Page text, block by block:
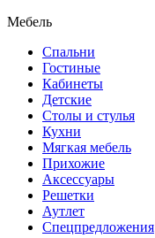
Мебель
Спальни
Гостиные
Кабинеты
Детские
Столы и стулья
Кухни
Мягкая мебель
Прихожие
Аксессуары
Решетки
Аутлет
Спецпредложения